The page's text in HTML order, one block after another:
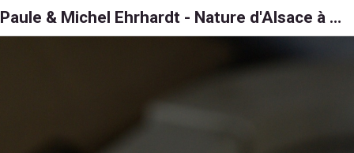
Paule & Michel Ehrhardt - Nature d'Alsace à 6, 8 et 1000 pattes